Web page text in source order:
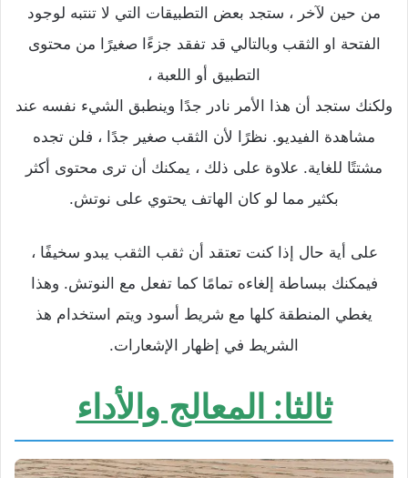
من حين لآخر ، ستجد بعض التطبيقات التي لا تنتبه لوجود
الفتحة او الثقب وبالتالي قد تفقد جزءًا صغيرًا من محتوى
التطبيق أو اللعبة ،
ولكنك ستجد أن هذا الأمر نادر جدًا وينطبق الشيء نفسه عند
مشاهدة الفيديو. نظرًا لأن الثقب صغير جدًا ، فلن تجده
مشتتًا للغاية. علاوة على ذلك ، يمكنك أن ترى محتوى أكثر
بكثير مما لو كان الهاتف يحتوي على نوتش.
على أية حال إذا كنت تعتقد أن ثقب الثقب يبدو سخيفًا ،
فيمكنك ببساطة إلغاءه تمامًا كما تفعل مع النوتش. وهذا
يغطي المنطقة كلها مع شريط أسود ويتم استخدام هذ
الشريط في إظهار الإشعارات.
ثالثا: المعالج والأداء